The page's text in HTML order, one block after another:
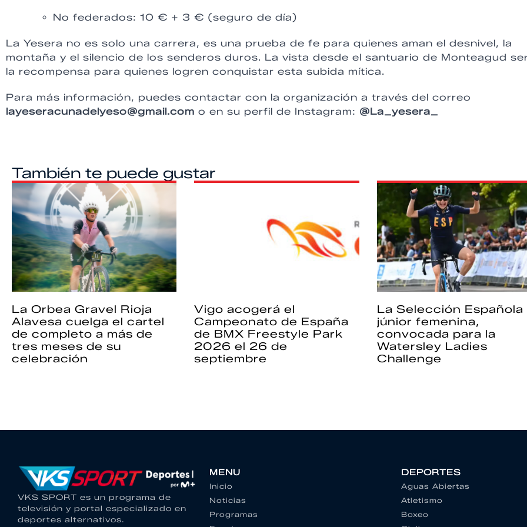
No federados: 10 € + 3 € (seguro de día)
La Yesera no es solo una carrera, es una prueba de fe para quienes aman el desnivel, la
montaña y el silencio de los senderos duros. La vista desde el santuario de Monteagud
la recompensa para quienes logren conquistar esta subida mítica.
Para más información, puedes contactar con la organización a través del correo
layeseracunadelyeso@gmail.com o en su perfil de Instagram: @La_yesera_
También te puede gustar
La Orbea Gravel Rioja
Alavesa cuelga el cartel
de completo a más de
tres meses de su
celebración
Vigo acogerá el
Campeonato de España
de BMX Freestyle Park
2026 el 26 de
septiembre
La Selección Española
júnior femenina,
convocada para la
Watersley Ladies
Challenge
VKS SPORT es un programa de
televisión y portal especializado en
deportes alternativos.
MENU
Inicio
Noticias
Programas
DEPORTES
Aguas Abiertas
Atletismo
Boxeo